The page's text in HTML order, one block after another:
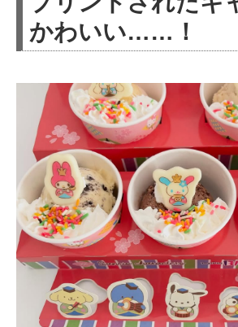
かわいい……！